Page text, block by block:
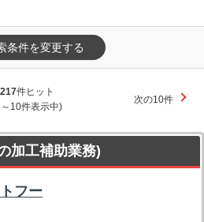
条件を変更する
217件ヒット
10件表示中)
次の10件
加工補助業務)
フー